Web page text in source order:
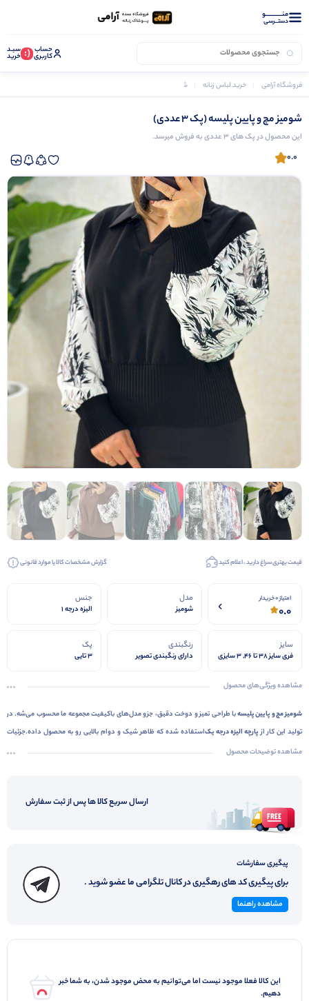
منــــــــــــو
دستــرسی
حساب
کاربری (: سبـد
خرید
فروشگاه آرامی خرید لباس زنانه شومیز زنانه
شومیز مچ و پایین پلیسه (پک 3 عددی)
این محصول در پک های 3 عددی به فروش میرسد.
0.0
قیمت بهتری سراغ دارید ، اعلام کنید گزارش مشخصات کالا یا موارد قانونی
امتیاز 0 خریدار
0.0
مدل
شومیز
جنس
الیزه درجه 1
سایز
فری سایز 38 تا 46, 3 سایزی
رنگبندی
دارای رنگبندی تصویر
پک
3 تایی
مشاهده ویژگی‌های محصول
شومیز مچ و پایین پلیسهبا طراحی تمیز و دوخت دقیق، جزو مدل‌های باکیفیت مجموعه ما محسوب می‌شه. در
تولید این کار ازپارچه الیزه درجه یکاستفاده شده که ظاهر شیک و دوام بالایی رو به محصول داده.جزئیات
ظاهری با دقت اجرا شده و فرم کلی لباس، مرتب و استاندارده.مناسب سایز 38تا46
هست و کار نهایی از نظر
لیست خرید عمده‌تون هستید،
انتخاب هوشمندانه‌ای خواهد بود .
مشاهده توضیحات محصول
ارسال سریع کالا ها پس از ثبت سفارش
پیگیری سفارشات
برای پیگیری کد های رهگیری در کانال تلگرامی ما عضو شوید .
مشاهده راهنما
این کالا فعلا موجود نیست اما می‌توانیم به محض موجود شدن، به شما خبر
دهیم.